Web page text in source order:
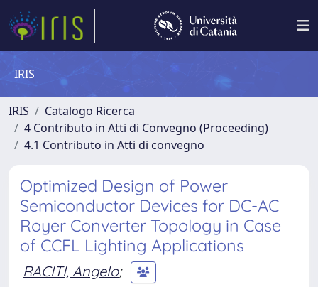
IRIS
IRIS
Catalogo Ricerca
4 Contributo in Atti di Convegno (Proceeding)
4.1 Contributo in Atti di convegno
Optimized Design of Power
Semiconductor Devices for DC-AC
Royer Converter Topology in Case
of CCFL Lighting Applications
RACITI, Angelo;